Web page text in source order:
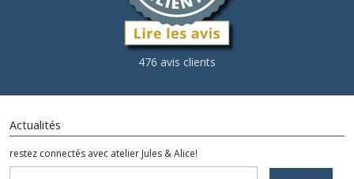
476 avis clients
Actualités
restez connectés avec atelier Jules & Alice!